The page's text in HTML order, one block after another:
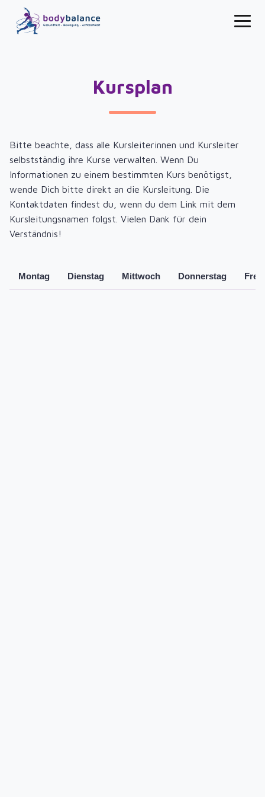
Kursplan
Bitte beachte, dass alle Kursleiterinnen und Kursleiter
selbstständig ihre Kurse verwalten. Wenn Du
Informationen zu einem bestimmten Kurs benötigst,
wende Dich bitte direkt an die Kursleitung. Die
Kontaktdaten findest du, wenn du dem Link mit dem
Kursleitungsnamen folgst. Vielen Dank für dein
Verständnis!
Montag Dienstag Mittwoch Donnerstag